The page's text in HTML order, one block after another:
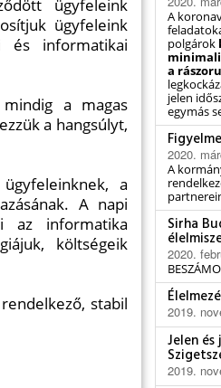
ügyfeleink
ügyfeleink
és informatikai
a magas
a hangsúlyt,
a
A napi
az informatika
költségeik
stabil
A
polgárok
a
jelen
egymás
2020.
A
Sirha
2020.
2019.
Jelen
2019.